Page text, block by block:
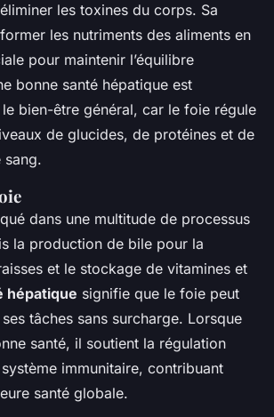
les toxines du corps. Sa
les nutriments des aliments en
pour maintenir l’équilibre
bonne santé hépatique est
bien-être général, car le foie régule
de glucides, de protéines et de
sang.
dans une multitude de processus
la production de bile pour la
et le stockage de vitamines et
hépatique signifie que le foie peut
tâches sans surcharge. Lorsque
santé, il soutient la régulation
immunitaire, contribuant
santé globale.